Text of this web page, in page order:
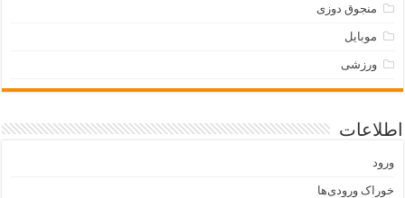
منجوق دوزی
موبایل
ورزشی
اطلاعات
ورود
خوراک ورودی‌ها